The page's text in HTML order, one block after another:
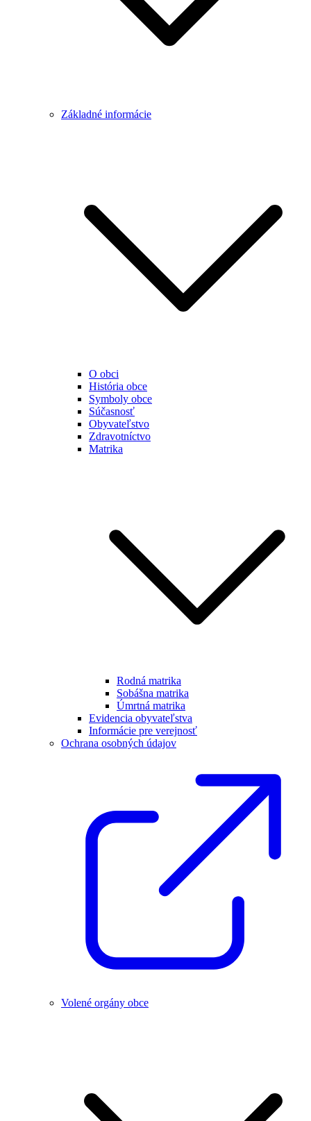
Základné informácie
O obci
História obce
Symboly obce
Súčasnosť
Obyvateľstvo
Zdravotníctvo
Matrika
Rodná matrika
Sobášna matrika
Úmrtná matrika
Evidencia obyvateľstva
Informácie pre verejnosť
Ochrana osobných údajov
Volené orgány obce